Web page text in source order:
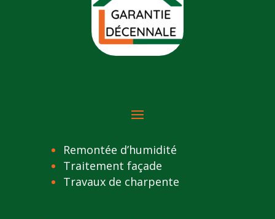
Remontée d’humidité
Traitement façade
Travaux de charpente